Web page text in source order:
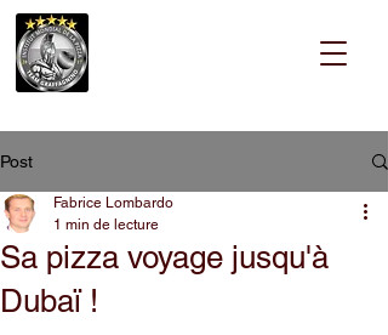
Post
Sa pizza voyage jusqu'à
Dubaï !
Fabrice Lombardo
1 min de lecture